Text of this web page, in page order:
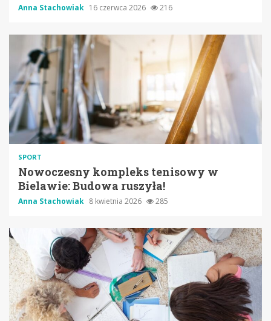
Anna Stachowiak 16 czerwca 2026 216
SPORT
Nowoczesny kompleks tenisowy w
Bielawie: Budowa ruszyła!
Anna Stachowiak 8 kwietnia 2026 285